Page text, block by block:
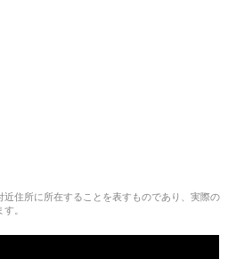
住所に所在することを表すものであり、実際の
。